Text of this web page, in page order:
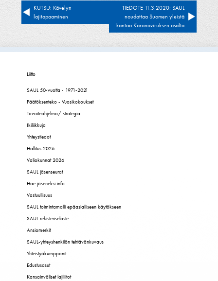
Artikkelien
selaus
KUTSU: Kävelyn
lajitapaaminen
TIEDOTE 11.3.2020: SAUL
noudattaa Suomen yleistä
kantaa Koronaviruksen osalta
Liitto
SAUL 50-vuotta - 1971-2021
Päätöksenteko - Vuosikokoukset
Tavoiteohjelma/ strategia
Ikiliikkuja
Yhteystiedot
Hallitus 2026
Valiokunnat 2026
SAUL jäsenseurat
Hae jäseneksi info
Vastuullisuus
SAUL toimintamalli epäasialliseen käytökseen
SAUL rekisteriseloste
Ansiomerkit
SAUL-yhteyshenkilön tehtävänkuvaus
Yhteistyökumppanit
Edustusasut
Kansainväliset lajiliitot